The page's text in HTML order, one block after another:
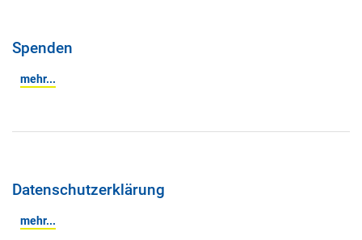
Spenden
mehr...
Datenschutzerklärung
mehr...